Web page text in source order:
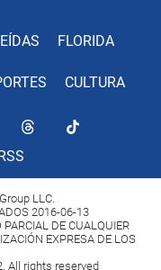
FLORIDA
CULTURA
RSS
LLC.
2016-06-13
DE CUALQUIER
EXPRESA DE LOS
All rights reserved